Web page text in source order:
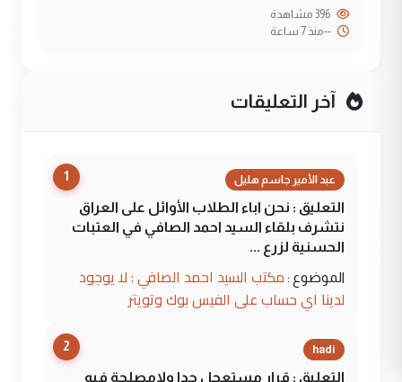
--منذ 7 ساعة
آخر التعليقات
1 عبد الأمير جاسم هليل
التعليق : نحن اباء الطلاب الأوائل على العراق
نتشرف بلقاء السيد احمد الصافي في العتبات
الحسنية لزرع ...
الموضوع : مكتب السيد احمد الصافي : لا يوجود
لدينا اي حساب على الفيس بوك وتويتر
2 hadi
التعليق : قرار مستعجل جدا ولامصلحة فيه